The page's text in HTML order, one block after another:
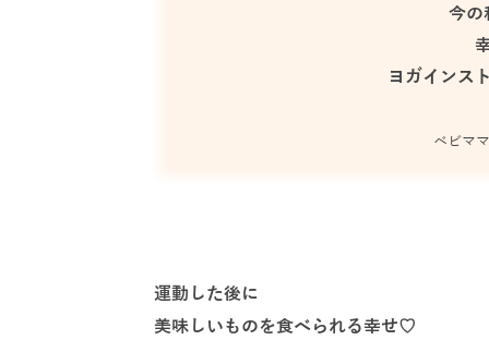
今の
ヨガインス
ベビマ
運動した後に
美味しいものを食べられる幸せ♡